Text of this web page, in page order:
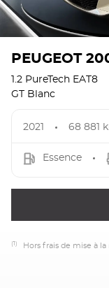
PEUGEOT
1.2 PureTech EAT8
GT Blanc
2021 68 881
Essence
(1) Hors frais de mise à la